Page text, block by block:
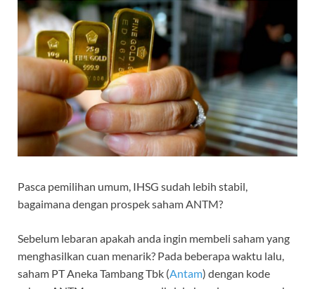
Pasca pemilihan umum, IHSG sudah lebih stabil,
bagaimana dengan prospek saham ANTM?
Sebelum lebaran apakah anda ingin membeli saham yang
menghasilkan cuan menarik? Pada beberapa waktu lalu,
saham PT Aneka Tambang Tbk (Antam) dengan kode